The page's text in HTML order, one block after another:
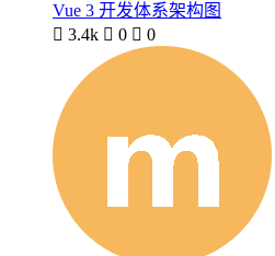
Vue 3 开发体系架构图
 3.4k  0  0